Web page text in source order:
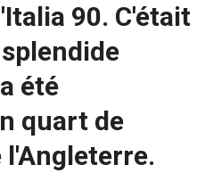
90. C'était
été
quart de